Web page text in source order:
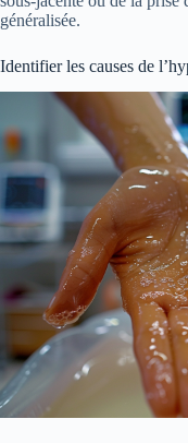
généralisée.
Identifier les causes de